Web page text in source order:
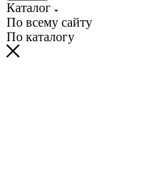
Каталог
По всему сайту
По каталогу